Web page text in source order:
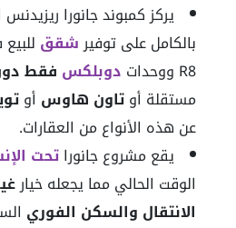
يركز كمبوند جانورا ريزيدنس
بالكامل على توفيرشقق
R8 ووحدات
دوبلكس فقط
مستقلة أوتاون هاوس أو
عن هذه الأنواع من العقارات.
يقع مشروع جانوراتحت
الوقت الحالي مما يجعله خيار
الانتقال والسكن الفوري